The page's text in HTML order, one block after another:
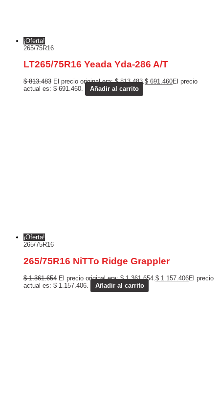
¡Oferta!
265/75R16
LT265/75R16 Yeada Yda-286 A/T
$813.483 El precio original era: $ 813.483.$ 691.460El precio
actual es: $ 691.460.
Añadir al carrito
¡Oferta!
265/75R16
265/75R16 NiTTo Ridge Grappler
$1.361.654 El precio original era: $ 1.361.654.$ 1.157.406El precio
actual es: $ 1.157.406.
Añadir al carrito